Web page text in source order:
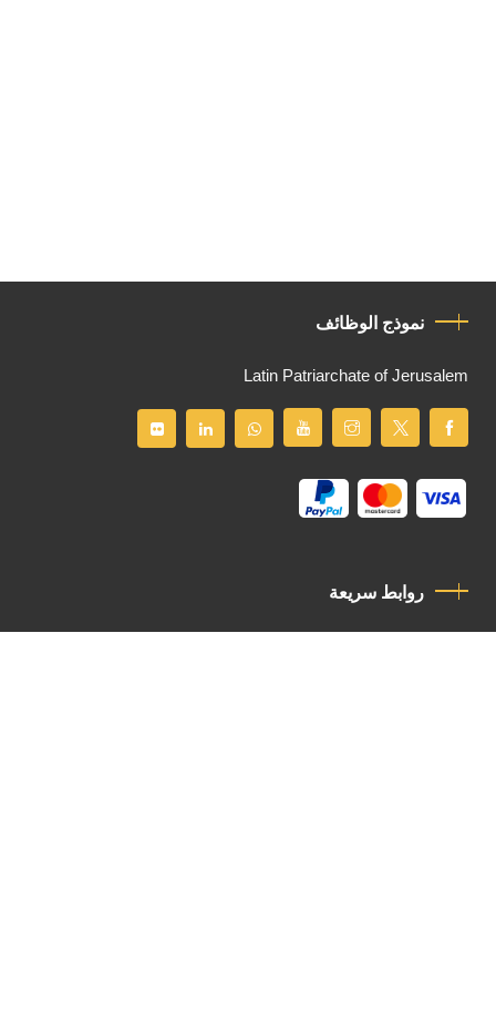
نموذج الوظائف
Latin Patriarchate of Jerusalem
روابط سريعة